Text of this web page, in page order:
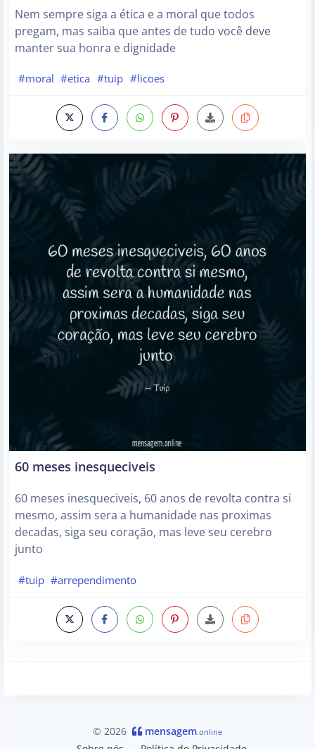
Nem sempre siga a ética e a moral que todos
pregam, mas saiba que antes de tudo você deve
manter sua honra e dignidade
#moral #etica #tuip #licoes
60 meses inesqueciveis
60 meses inesqueciveis, 60 anos de revolta contra si
mesmo, assim sera a humanidade nas proximas
decadas, siga seu coração, mas leve seu cerebro
junto
#tuip #arrependimento
© 2026 mensagem.online